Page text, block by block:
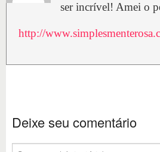
ser incrível! Amei o
http://
Deixe seu comentário